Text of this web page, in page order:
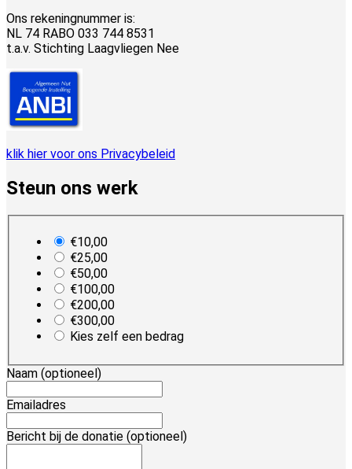
Ons rekeningnummer is:
NL 74 RABO 033 744 8531
t.a.v. Stichting Laagvliegen Nee
klik hier voor ons Privacybeleid
Steun ons werk
€10,00
€25,00
€50,00
€100,00
€200,00
€300,00
Kies zelf een bedrag
Naam (optioneel)
Emailadres
Bericht bij de donatie (optioneel)